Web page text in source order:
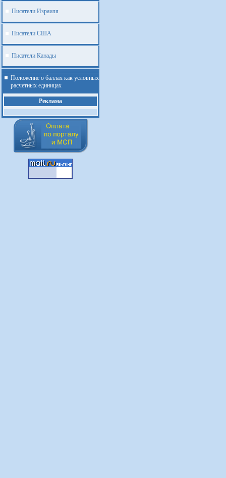
Писатели Израиля
Писатели США
Писатели Канады
Положение о баллах как условных
расчетных единицах
Реклама